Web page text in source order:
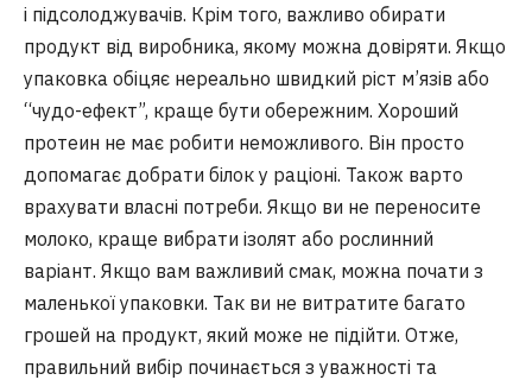
і підсолоджувачів. Крім того, важливо обирати
продукт від виробника, якому можна довіряти. Якщо
упаковка обіцяє нереально швидкий ріст м’язів або
“чудо-ефект”, краще бути обережним. Хороший
протеин не має робити неможливого. Він просто
допомагає добрати білок у раціоні. Також варто
врахувати власні потреби. Якщо ви не переносите
молоко, краще вибрати ізолят або рослинний
варіант. Якщо вам важливий смак, можна почати з
маленької упаковки. Так ви не витратите багато
грошей на продукт, який може не підійти. Отже,
правильний вибір починається з уважності та